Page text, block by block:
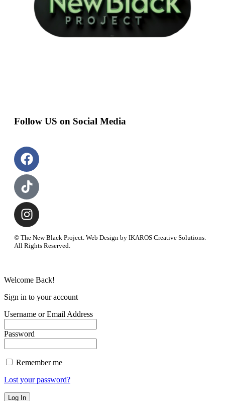
Follow US on Social Media
© The New Black Project. Web Design by IKAROS Creative Solutions.
All Rights Reserved.
Welcome Back!
Sign in to your account
Username or Email Address
Password
Remember me
Lost your password?